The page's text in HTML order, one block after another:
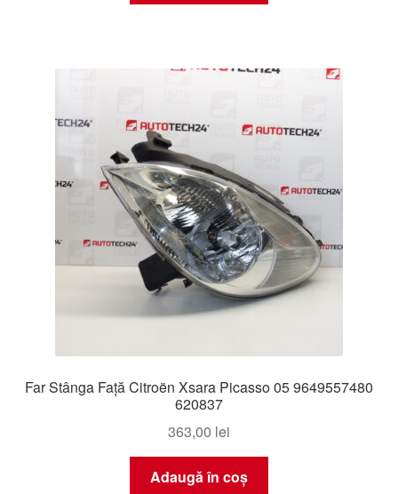
Far Stânga Față Citroën Xsara Picasso 05 9649557480
620837
363,00 lei
Adaugă în coș